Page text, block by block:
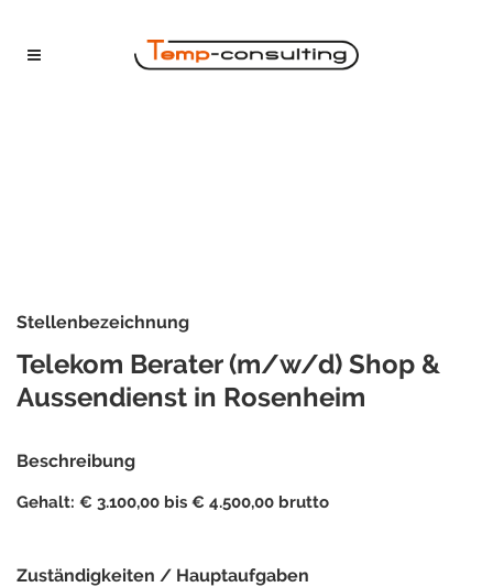
Stellenbezeichnung
Telekom Berater (m/w/d) Shop &
Aussendienst in Rosenheim
Beschreibung
Gehalt: € 3.100,00 bis € 4.500,00 brutto
Zuständigkeiten / Hauptaufgaben